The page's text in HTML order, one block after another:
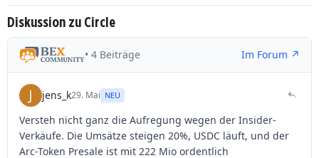
Diskussion zu Circle